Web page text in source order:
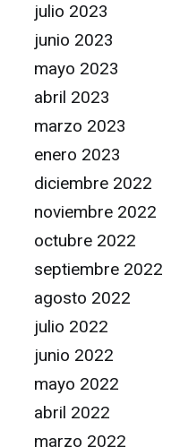
julio 2023
junio 2023
mayo 2023
abril 2023
marzo 2023
enero 2023
diciembre 2022
noviembre 2022
octubre 2022
septiembre 2022
agosto 2022
julio 2022
junio 2022
mayo 2022
abril 2022
marzo 2022